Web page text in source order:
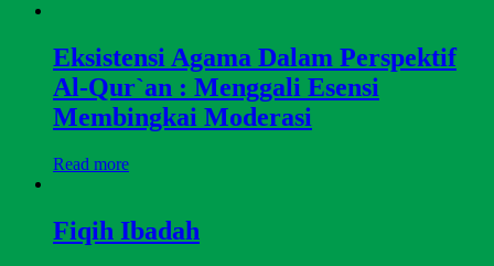
Eksistensi Agama Dalam Perspektif
Al-Qur`an : Menggali Esensi
Membingkai Moderasi
Read more
Fiqih Ibadah